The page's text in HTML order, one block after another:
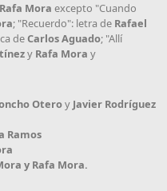
Rafa Mora excepto "Cuando
; "Recuerdo": letra de Rafael
deCarlos Aguado; "Allí
y Rafa Mora y
Oteroy Javier Rodríguez
Ramos
y Rafa Mora.